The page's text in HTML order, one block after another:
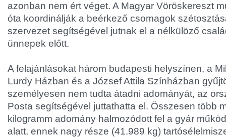
azonban nem ért véget. A Magyar Vöröskereszt
óta koordinálják a beérkező csomagok
szervezet segítségével jutnak el a nélkülöző
ünnepek előtt.
A felajánlásokat három budapesti helyszínen, a
Lurdy Házban és a József Attila Színházban
személyesen nem tudta átadni adományát, az
Posta segítségével juttathatta el. Összesen több
kilogramm adomány halmozódott fel a gyár
alatt, ennek nagy része (41.989 kg)